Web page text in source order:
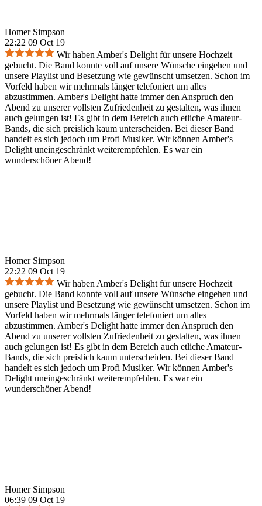
Homer Simpson
22:22 09 Oct 19
Wir haben Amber's Delight für unsere Hochzeit
gebucht. Die Band konnte voll auf unsere Wünsche eingehen und
unsere Playlist und Besetzung wie gewünscht umsetzen. Schon im
Vorfeld haben wir mehrmals länger telefoniert um alles
abzustimmen. Amber's Delight hatte immer den Anspruch den
Abend zu unserer vollsten Zufriedenheit zu gestalten, was ihnen
auch gelungen ist! Es gibt in dem Bereich auch etliche Amateur-
Bands, die sich preislich kaum unterscheiden. Bei dieser Band
handelt es sich jedoch um Profi Musiker. Wir können Amber's
Delight uneingeschränkt weiterempfehlen. Es war ein
wunderschöner Abend!
Homer Simpson
22:22 09 Oct 19
Wir haben Amber's Delight für unsere Hochzeit
gebucht. Die Band konnte voll auf unsere Wünsche eingehen und
unsere Playlist und Besetzung wie gewünscht umsetzen. Schon im
Vorfeld haben wir mehrmals länger telefoniert um alles
abzustimmen. Amber's Delight hatte immer den Anspruch den
Abend zu unserer vollsten Zufriedenheit zu gestalten, was ihnen
auch gelungen ist! Es gibt in dem Bereich auch etliche Amateur-
Bands, die sich preislich kaum unterscheiden. Bei dieser Band
handelt es sich jedoch um Profi Musiker. Wir können Amber's
Delight uneingeschränkt weiterempfehlen. Es war ein
wunderschöner Abend!
Homer Simpson
06:39 09 Oct 19